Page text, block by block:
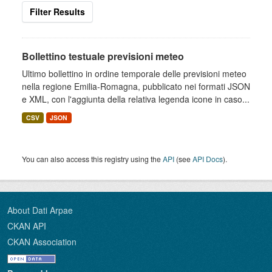
Filter Results
Bollettino testuale previsioni meteo
Ultimo bollettino in ordine temporale delle previsioni meteo
nella regione Emilia-Romagna, pubblicato nei formati JSON
e XML, con l'aggiunta della relativa legenda icone in caso...
CSV JSON
You can also access this registry using theAPI (seeAPI Docs).
About Dati Arpae
CKAN API
CKAN Association